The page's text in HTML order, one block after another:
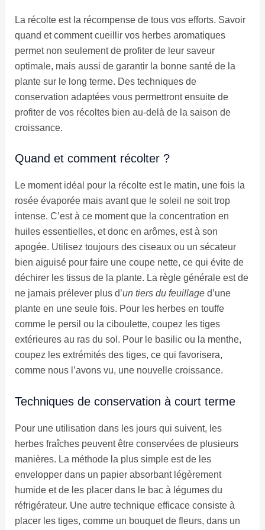
La récolte est la récompense de tous vos efforts. Savoir
quand et comment cueillir vos herbes aromatiques
permet non seulement de profiter de leur saveur
optimale, mais aussi de garantir la bonne santé de la
plante sur le long terme. Des techniques de
conservation adaptées vous permettront ensuite de
profiter de vos récoltes bien au-delà de la saison de
croissance.
Quand et comment récolter ?
Le moment idéal pour la récolte est le matin, une fois la
rosée évaporée mais avant que le soleil ne soit trop
intense. C’est à ce moment que la concentration en
huiles essentielles, et donc en arômes, est à son
apogée. Utilisez toujours des ciseaux ou un sécateur
bien aiguisé pour faire une coupe nette, ce qui évite de
déchirer les tissus de la plante. La règle générale est de
ne jamais prélever plus d’un tiers du feuillaged’une
plante en une seule fois. Pour les herbes en touffe
comme le persil ou la ciboulette, coupez les tiges
extérieures au ras du sol. Pour le basilic ou la menthe,
coupez les extrémités des tiges, ce qui favorisera,
comme nous l’avons vu, une nouvelle croissance.
Techniques de conservation à court terme
Pour une utilisation dans les jours qui suivent, les
herbes fraîches peuvent être conservées de plusieurs
manières. La méthode la plus simple est de les
envelopper dans un papier absorbant légèrement
humide et de les placer dans le bac à légumes du
réfrigérateur. Une autre technique efficace consiste à
placer les tiges, comme un bouquet de fleurs, dans un